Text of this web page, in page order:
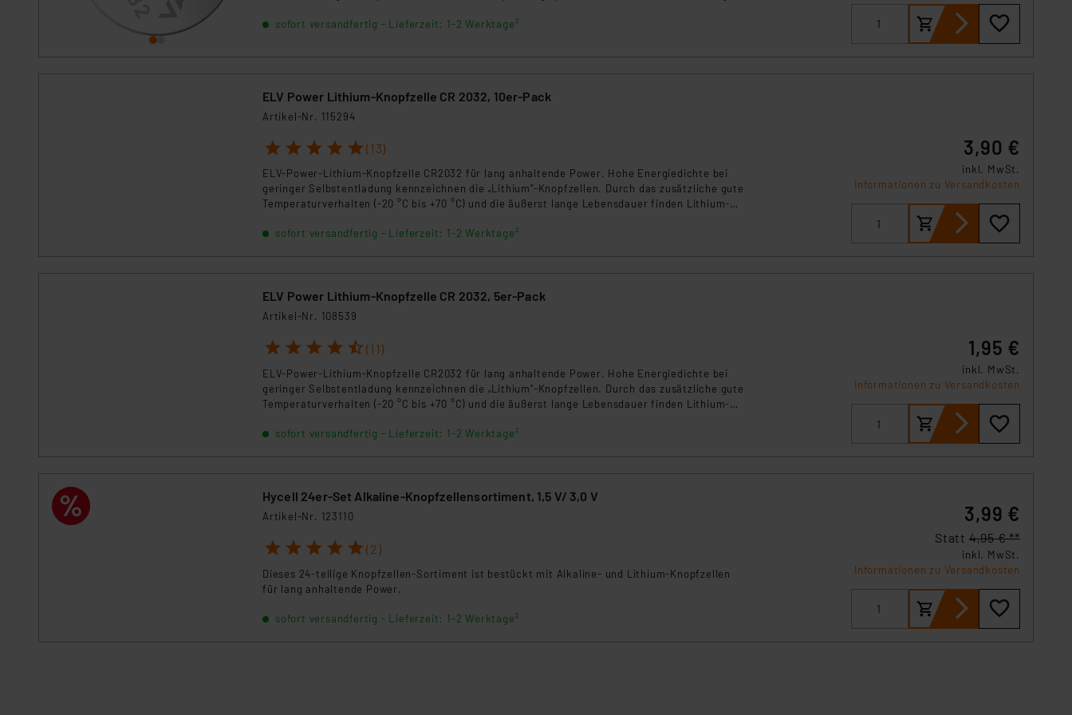
Kommission sowie einer eigenen Beurteilung der mit der Datenübermittlung, insbesondere der Art der übermittelten
Daten, verbundenen Risiken.“
mit langen Laufzeiten für stromarme Anwendungen.
sofort versandfertig - Lieferzeit: 1-2 Werktage²
ELV Power Lithium-Knopfzelle CR 2032, 10er-Pack
Artikel-Nr. 115294
1 2 3 4 5 (13)
ELV-Power-Lithium-Knopfzelle CR2032 für lang anhaltende Power. Hohe Energiedichte bei
geringer Selbstentladung kennzeichnen die „Lithium”-Knopfzellen. Durch das zusätzliche gute
Temperaturverhalten (-20 °C bis +70 °C) und die äußerst lange Lebensdauer finden Lithium-
sofort versandfertig - Lieferzeit: 1-2 Werktage²
3,90 €
inkl. MwSt.
Informationen zu Versandkosten
ELV Power Lithium-Knopfzelle CR 2032, 5er-Pack
Artikel-Nr. 108539
1 2 3 4 5 (11)
ELV-Power-Lithium-Knopfzelle CR2032 für lang anhaltende Power. Hohe Energiedichte bei
geringer Selbstentladung kennzeichnen die „Lithium”-Knopfzellen. Durch das zusätzliche gute
Temperaturverhalten (-20 °C bis +70 °C) und die äußerst lange Lebensdauer finden Lithium-
sofort versandfertig - Lieferzeit: 1-2 Werktage²
1,95 €
inkl. MwSt.
Informationen zu Versandkosten
Hycell 24er-Set Alkaline-Knopfzellensortiment, 1,5 V/ 3,0 V
Artikel-Nr. 123110
1 2 3 4 5 (2)
Dieses 24-teilige Knopfzellen-Sortiment ist bestückt mit Alkaline- und Lithium-Knopfzellen
für lang anhaltende Power.
sofort versandfertig - Lieferzeit: 1-2 Werktage²
3,99 €
Statt 4,95 € **
inkl. MwSt.
Informationen zu Versandkosten